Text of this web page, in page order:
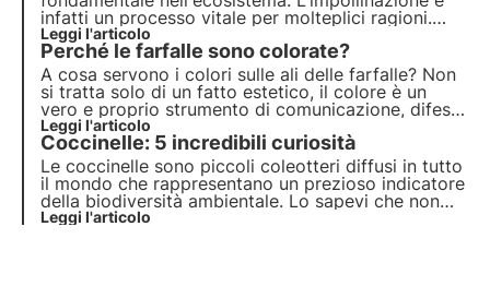
infatti un processo vitale per molteplici ragioni.
Scopriamole insieme in questo articolo,
approfondendo alcune curiosità interessanti tra cui
i diversi meccanismi di impollinazione.
Leggi l'articolo
Perché le farfalle sono colorate?
A cosa servono i colori sulle ali delle farfalle? Non
si tratta solo di un fatto estetico, il colore è un
vero e proprio strumento di comunicazione, difesa
e adattamento per questi insetti. Approfondiamo il
tema in questo articolo.
Leggi l'articolo
Coccinelle: 5 incredibili curiosità
Le coccinelle sono piccoli coleotteri diffusi in tutto
il mondo che rappresentano un prezioso indicatore
della biodiversità ambientale. Lo sapevi che non
tutte sono rosse con le macchie nere? O che in
Leggi l'articolo